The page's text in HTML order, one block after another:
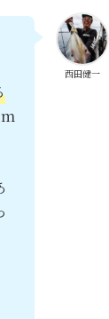
西田健一